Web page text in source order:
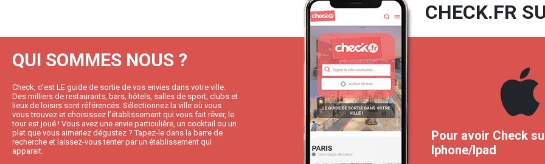
QUI SOMMES NOUS ?
Check, c’est LE guide de sortie de vos envies dans votre ville.
Des milliers de restaurants, bars, hôtels, salles de sport, clubs et
lieux de loisirs sont référencés. Sélectionnez la ville où vous
vous trouvez et choisissez l’établissement qui vous fait rêver, le
tour est joué ! Vous avez une envie particulière, un cocktail ou un
plat que vous aimeriez dégustez ? Tapez-le dans la barre de
recherche et laissez-vous tenter par un établissement qui
apparait.
CHECK.FR
Pour avoir Check
Iphone/Ipad